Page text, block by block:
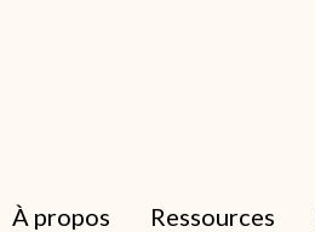
À propos Ressources